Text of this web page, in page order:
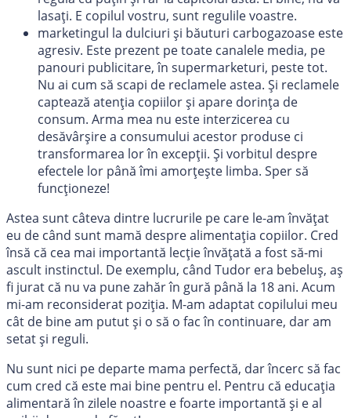
lasați. E copilul vostru, sunt regulile voastre.
marketingul la dulciuri și băuturi carbogazoase este
agresiv. Este prezent pe toate canalele media, pe
panouri publicitare, în supermarketuri, peste tot.
Nu ai cum să scapi de reclamele astea. Și reclamele
captează atenția copiilor și apare dorința de
consum. Arma mea nu este interzicerea cu
desăvârșire a consumului acestor produse ci
transformarea lor în excepții. Și vorbitul despre
efectele lor până îmi amorțește limba. Sper să
funcționeze!
Astea sunt câteva dintre lucrurile pe care le-am învățat
eu de când sunt mamă despre alimentația copiilor. Cred
însă că cea mai importantă lecție învățată a fost să-mi
ascult instinctul. De exemplu, când Tudor era bebeluș, aș
fi jurat că nu va pune zahăr în gură până la 18 ani. Acum
mi-am reconsiderat poziția. M-am adaptat copilului meu
cât de bine am putut și o să o fac în continuare, dar am
setat și reguli.
Nu sunt nici pe departe mama perfectă, dar încerc să fac
cum cred că este mai bine pentru el. Pentru că educația
alimentară în zilele noastre e foarte importantă și e al